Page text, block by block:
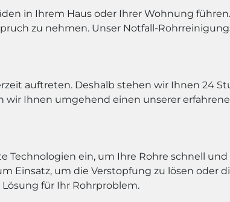
in Ihrem Haus oder Ihrer Wohnung
zu nehmen. Unser Notfall-
auftreten. Deshalb stehen wir Ihnen 24
wir Ihnen umgehend einen unserer
ein, um Ihre Rohre schnell
Einsatz, um die Verstopfung zu lösen oder
für Ihr Rohrproblem.